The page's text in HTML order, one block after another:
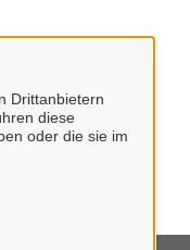
Drittanbietern
diese
oder die sie im